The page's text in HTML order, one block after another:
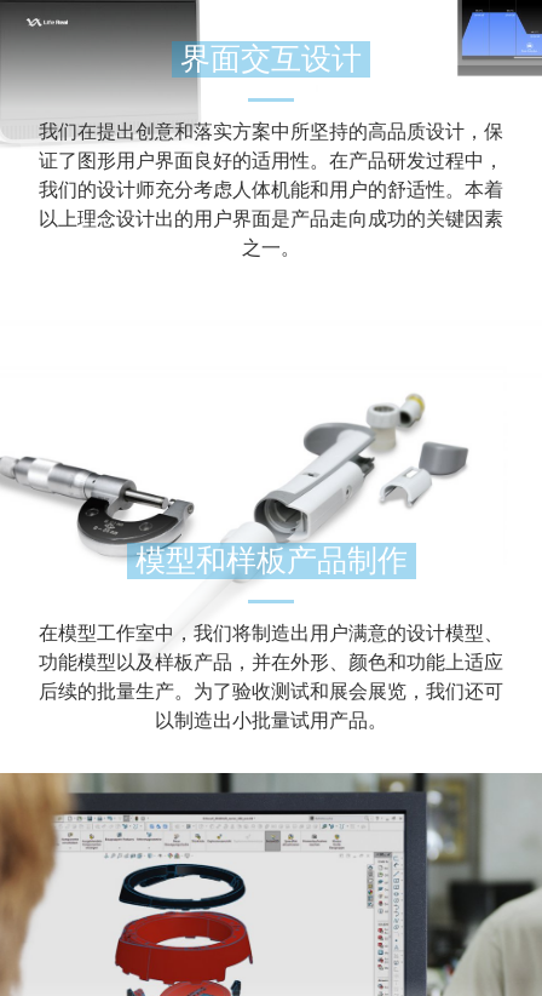
界面交互设计
我们在提出创意和落实方案中所坚持的高品质设计，保
证了图形用户界面良好的适用性。在产品研发过程中，
我们的设计师充分考虑人体机能和用户的舒适性。本着
以上理念设计出的用户界面是产品走向成功的关键因素
之一。
模型和样板产品制作
在模型工作室中，我们将制造出用户满意的设计模型、
功能模型以及样板产品，并在外形、颜色和功能上适应
后续的批量生产。为了验收测试和展会展览，我们还可
以制造出小批量试用产品。